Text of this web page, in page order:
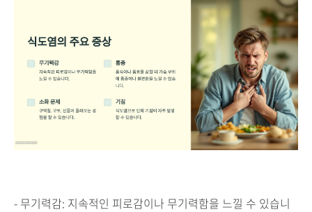
- 무기력감: 지속적인 피로감이나 무기력함을 느낄 수 있습니